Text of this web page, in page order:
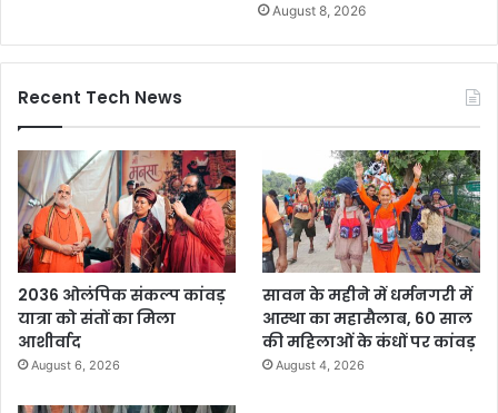
August 8, 2026
Recent Tech News
2036 ओलंपिक संकल्प कांवड़
यात्रा को संतों का मिला
आशीर्वाद
August 6, 2026
सावन के महीने में धर्मनगरी में
आस्था का महासैलाब, 60 साल
की महिलाओं के कंधों पर कांवड़
August 4, 2026